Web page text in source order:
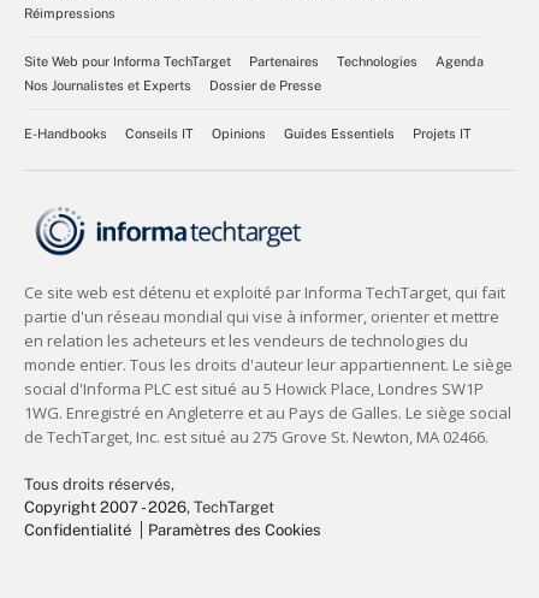
Réimpressions
Site Web pour Informa TechTarget Partenaires Technologies
Agenda
Nos Journalistes et Experts
Dossier de Presse
E-Handbooks Conseils IT Opinions Guides Essentiels Projets IT
Tous droits réservés,
Copyright 2007 - 2026, TechTarget
Confidentialité
Paramètres des Cookies